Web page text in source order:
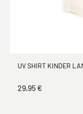
UV SHIRT KINDER
29,95 €